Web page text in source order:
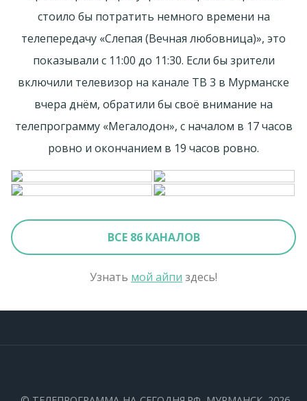
стоило бы потратить немного времени на
телепередачу «Слепая (Вечная любовница)», это
показывали с 11:00 до 11:30. Если бы зрители
включили телевизор на канале ТВ 3 в Мурманске
вчера днём, обратили бы своё внимание на
телепрограмму «Мегалодон», с началом в 17 часов
ровно и окончанием в 19 часов ровно.
ВСЕ 86 КАНАЛОВ
Узнать мой айпи здесь!